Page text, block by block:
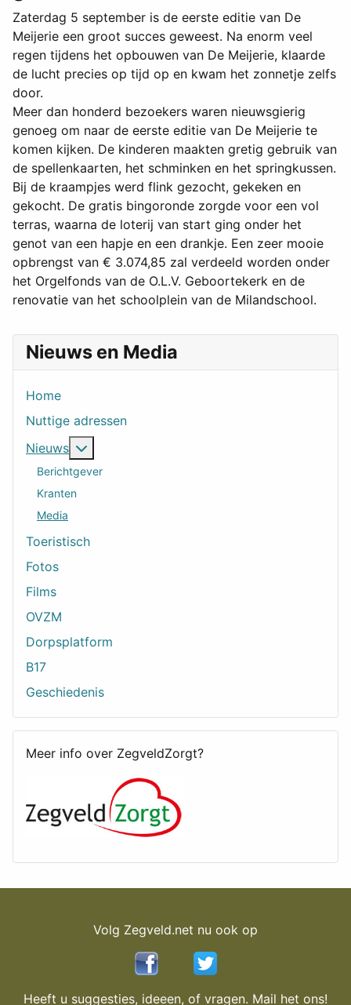
Nieuws en Media
Home
Nuttige adressen
Nieuws
Berichtgever
Kranten
Media
Toeristisch
Fotos
Films
OVZM
Dorpsplatform
B17
Geschiedenis
Meer info over ZegveldZorgt?
Zaterdag 5 september is de eerste editie van De
Meijerie een groot succes geweest. Na enorm veel
regen tijdens het opbouwen van De Meijerie, klaarde
de lucht precies op tijd op en kwam het zonnetje zelfs
door.
Meer dan honderd bezoekers waren nieuwsgierig
genoeg om naar de eerste editie van De Meijerie te
komen kijken. De kinderen maakten gretig gebruik van
de spellenkaarten, het schminken en het springkussen.
Bij de kraampjes werd flink gezocht, gekeken en
gekocht. De gratis bingoronde zorgde voor een vol
terras, waarna de loterij van start ging onder het
genot van een hapje en een drankje. Een zeer mooie
opbrengst van € 3.074,85 zal verdeeld worden onder
het Orgelfonds van de O.L.V. Geboortekerk en de
renovatie van het schoolplein van de Milandschool.
Volg Zegveld.net nu ook op
Heeft u suggesties, ideeen, of vragen. Mail het ons!